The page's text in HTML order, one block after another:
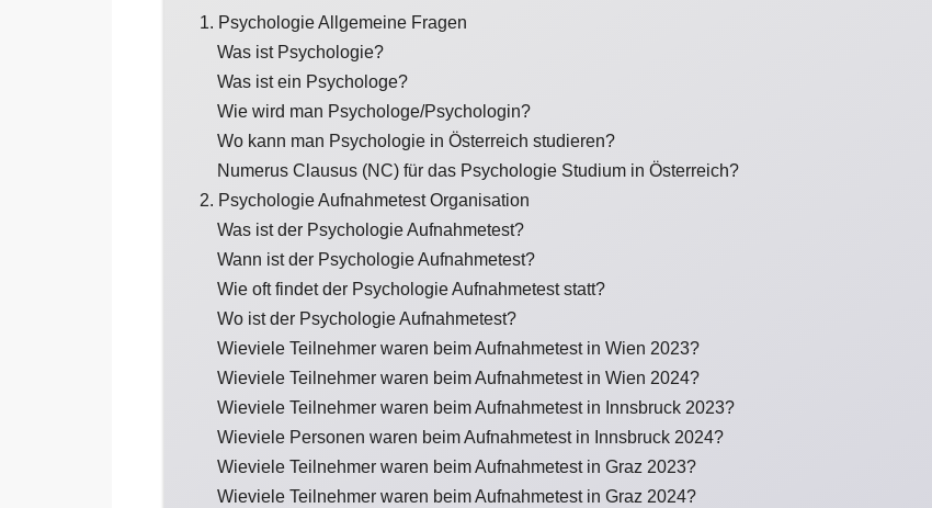
1. Psychologie Allgemeine Fragen
Was ist Psychologie?
Was ist ein Psychologe?
Wie wird man Psychologe/Psychologin?
Wo kann man Psychologie in Österreich studieren?
Numerus Clausus (NC) für das Psychologie Studium in Österreich?
2. Psychologie Aufnahmetest Organisation
Was ist der Psychologie Aufnahmetest?
Wann ist der Psychologie Aufnahmetest?
Wie oft findet der Psychologie Aufnahmetest statt?
Wo ist der Psychologie Aufnahmetest?
Wieviele Teilnehmer waren beim Aufnahmetest in Wien 2023?
Wieviele Teilnehmer waren beim Aufnahmetest in Wien 2024?
Wieviele Teilnehmer waren beim Aufnahmetest in Innsbruck 2023?
Wieviele Personen waren beim Aufnahmetest in Innsbruck 2024?
Wieviele Teilnehmer waren beim Aufnahmetest in Graz 2023?
Wieviele Teilnehmer waren beim Aufnahmetest in Graz 2024?